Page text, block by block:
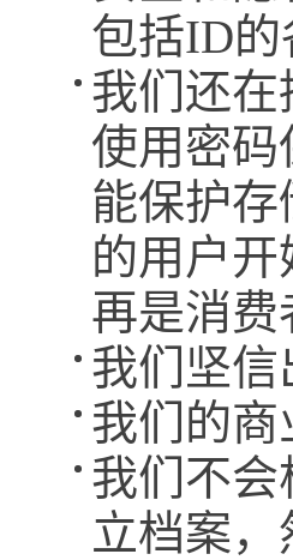
包括ID
我们还
使用密
能保护
的用户
再是消
我们坚
我们的
我们不
立档案